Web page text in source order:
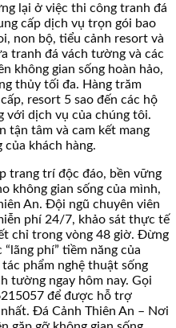
lại ở việc thi công tranh đá
cấp dịch vụ trọn gói bao
non bộ, tiểu cảnh resort và
tranh đá vách tường và các
không gian sống hoàn hảo,
thủy tối đa. Hàng trăm
resort 5 sao đến các hộ
với dịch vụ của chúng tôi.
tận tâm và cam kết mang
khách hàng.
trang trí độc đáo, bền vững
không gian sống của mình,
An. Đội ngũ chuyên viên
phí 24/7, khảo sát thực tế
chỉ trong vòng 48 giờ. Đừng
phí” tiềm năng của
phẩm nghệ thuật sống
tường ngay hôm nay. Gọi
để được hỗ trợ
Đá Cảnh Thiên An – Nơi